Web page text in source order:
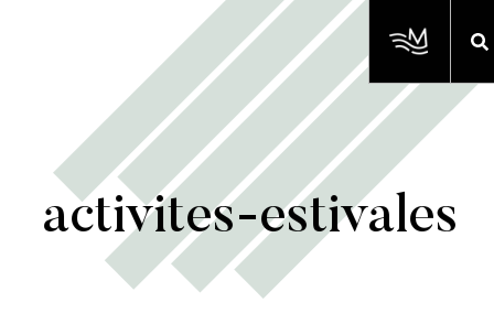
activites-estivales